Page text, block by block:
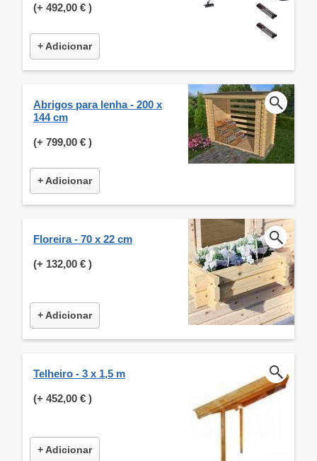
(+ 492,00 € )
+ Adicionar
Abrigos para lenha - 200 x
144 cm
(+ 799,00 € )
+ Adicionar
Floreira - 70 x 22 cm
(+ 132,00 € )
+ Adicionar
Telheiro - 3 x 1,5 m
(+ 452,00 € )
+ Adicionar